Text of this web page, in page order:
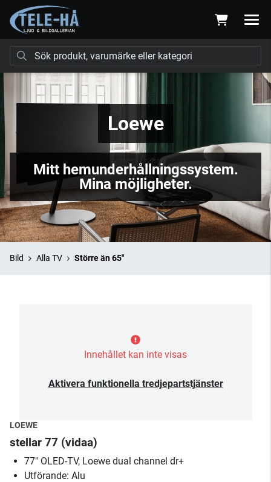
Loewe
Mitt hemunderhållningssystem.
Mina möjligheter.
Bild Alla TV Större än 65"
Innehållet kan inte visas
Aktivera funktionella tredjepartstjänster
LOEWE
stellar 77 (vidaa)
77" OLED-TV, Loewe dual channel dr+
Utförande: Alu